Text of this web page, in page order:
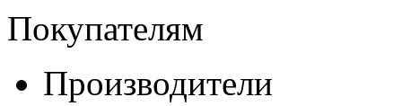
Покупателям
Производители